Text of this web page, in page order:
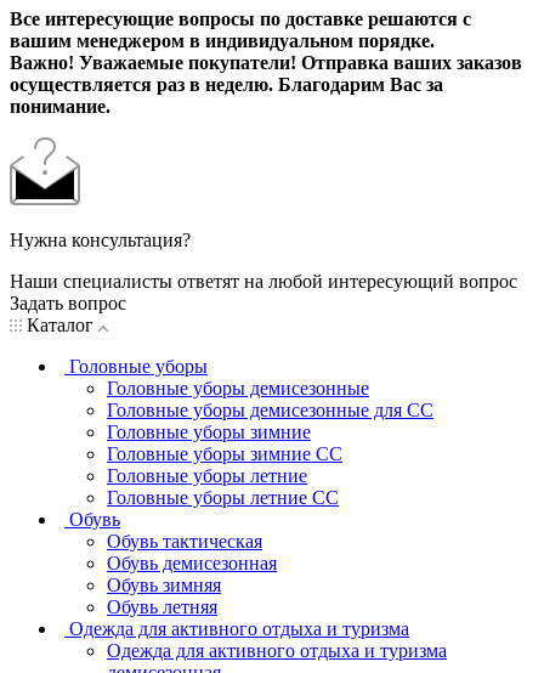
Все интересующие вопросы по доставке решаются с
вашим менеджером в индивидуальном порядке.
Важно! Уважаемые покупатели! Отправка ваших заказов
осуществляется раз в неделю. Благодарим Вас за
понимание.
Нужна консультация?
Наши специалисты ответят на любой интересующий вопрос
Задать вопрос
Каталог
Головные уборы
Головные уборы демисезонные
Головные уборы демисезонные для СС
Головные уборы зимние
Головные уборы зимние СС
Головные уборы летние
Головные уборы летние СС
Обувь
Обувь тактическая
Обувь демисезонная
Обувь зимняя
Обувь летняя
Одежда для активного отдыха и туризма
Одежда для активного отдыха и туризма